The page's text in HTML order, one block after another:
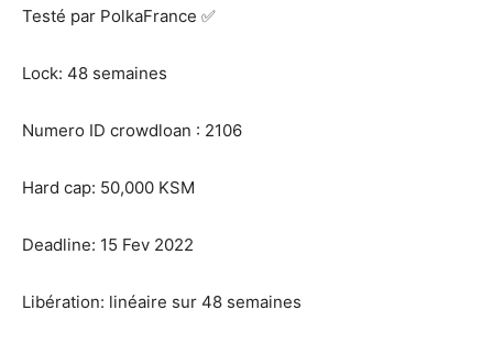
Testé par PolkaFrance ✅
Lock: 48 semaines
Numero ID crowdloan : 2106
Hard cap: 50,000 KSM
Deadline: 15 Fev 2022
Libération: linéaire sur 48 semaines